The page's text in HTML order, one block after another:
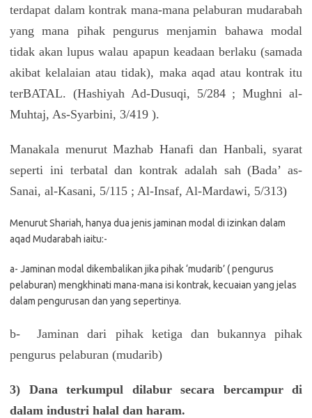
terdapat dalam kontrak mana-mana pelaburan mudarabah
yang mana pihak pengurus menjamin bahawa modal
tidak akan lupus walau apapun keadaan berlaku (samada
akibat kelalaian atau tidak), maka aqad atau kontrak itu
terBATAL. (Hashiyah Ad-Dusuqi, 5/284 ; Mughni al-
Muhtaj, As-Syarbini, 3/419 ).
Manakala menurut Mazhab Hanafi dan Hanbali, syarat
seperti ini terbatal dan kontrak adalah sah (Bada’ as-
Sanai, al-Kasani, 5/115 ; Al-Insaf, Al-Mardawi, 5/313)
Menurut Shariah, hanya dua jenis jaminan modal di izinkan dalam
aqad Mudarabah iaitu:-
a- Jaminan modal dikembalikan jika pihak ‘mudarib’ ( pengurus
pelaburan) mengkhinati mana-mana isi kontrak, kecuaian yang jelas
dalam pengurusan dan yang sepertinya.
b- Jaminan dari pihak ketiga dan bukannya pihak
pengurus pelaburan (mudarib)
3) Dana terkumpul dilabur secara bercampur di
dalam industri halal dan haram.